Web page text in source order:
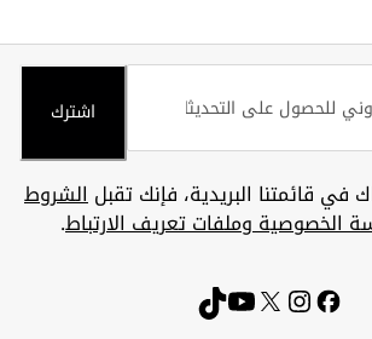
اشترك
في قائمتنا البريدية، فإنك تقبلالشروط
الخصوصية وملفات تعريف الارتباط.